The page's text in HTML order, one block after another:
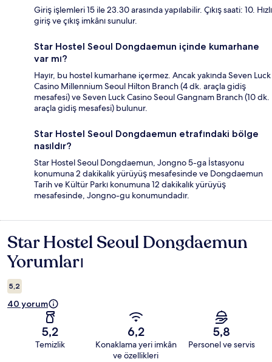
Giriş işlemleri 15 ile 23.30 arasında yapılabilir. Çıkış saati: 10. Hızlı
giriş ve çıkış imkânı sunulur.
Star Hostel Seoul Dongdaemun içinde kumarhane
var mı?
Hayır, bu hostel kumarhane içermez. Ancak yakında Seven Luck
Casino Millennium Seoul Hilton Branch (4 dk. araçla gidiş
mesafesi) ve Seven Luck Casino Seoul Gangnam Branch (10 dk.
araçla gidiş mesafesi) bulunur.
Star Hostel Seoul Dongdaemun etrafındaki bölge
nasıldır?
Star Hostel Seoul Dongdaemun, Jongno 5-ga İstasyonu
konumuna 2 dakikalık yürüyüş mesafesinde ve Dongdaemun
Tarih ve Kültür Parkı konumuna 12 dakikalık yürüyüş
mesafesinde, Jongno-gu konumundadır.
Yorumlar
Star Hostel Seoul Dongdaemun
Yorumları
5,2
40 yorum
5,2
Temizlik
6,2
Konaklama yeri imkân
ve özellikleri
5,8
Personel ve servis